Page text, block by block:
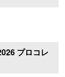
プロコレ